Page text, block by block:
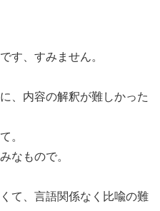
す、すみません。
、内容の解釈が難しかった
。
なもので。
て、言語関係なく比喩の難